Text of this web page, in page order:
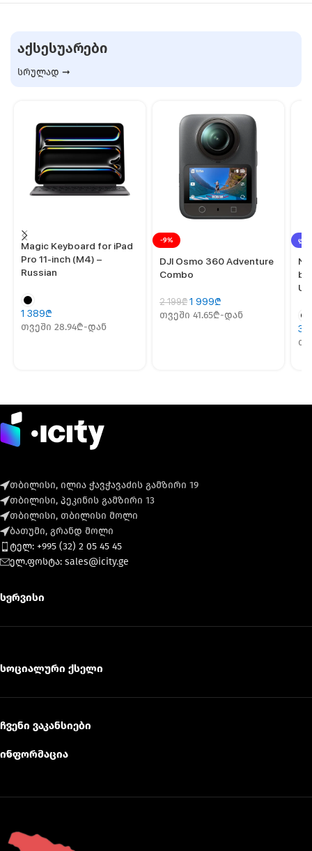
ᲐᲥᲡᲔᲡᲣᲐᲠᲔᲑᲘ
სრულად ➞
Magic Keyboard for iPad
Pro 11‑inch (M4) –
Russian
1 389₾
თვეში 28.94₾-დან
-9%
DJI Osmo 360 Adventure
Combo
2 199₾ 1 999₾
თვეში 41.65₾-დან
39
თბილისი, ილია ჭავჭავაძის გამზირი 19
თბილისი, პეკინის გამზირი 13
თბილისი, თბილისი მოლი
ბათუმი, გრანდ მოლი
ტელ: +995 (32) 2 05 45 45
ელ.ფოსტა: sales@icity.ge
სერვისი
სოციალური ქსელი
ჩვენი ვაკანსიები
ინფორმაცია